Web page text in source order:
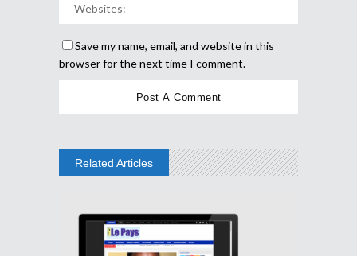
Save my name, email, and website in this
browser for the next time I comment.
Related Articles